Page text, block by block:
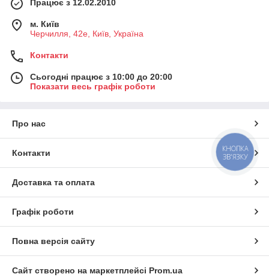
Працює з 12.02.2010
м. Київ
Черчилля, 42е, Київ, Україна
Контакти
Сьогодні працює з 10:00 до 20:00
Показати весь графік роботи
Про нас
Контакти
Доставка та оплата
Графік роботи
Повна версія сайту
Сайт створено на маркетплейсі Prom.ua
КНОПКА
ЗВ'ЯЗКУ